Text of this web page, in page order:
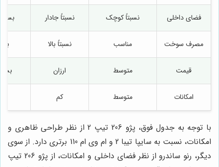
فضای داخلی نسبتاً کوچک نسبتاً جادار
مصرف سوخت مناسب نسبتاً بالا
قیمت متوسط ارزان
امکانات متوسط کم
با توجه به جدول فوق، پژو 206 تیپ 2 از نظر طراحی ظاهری و
امکانات، نسبت به سایپا تیبا 2 و ام وی ام 110 برتری دارد. از سوی
دیگر، رنو ساندرو از نظر فضای داخلی و امکانات، از پژو 206 تیپ